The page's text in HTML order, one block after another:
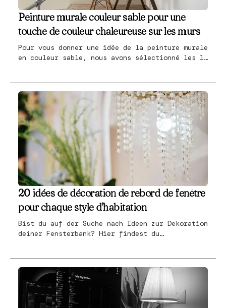
Peinture murale couleur sable pour une
touche de couleur chaleureuse sur les murs
Pour vous donner une idée de la peinture murale
en couleur sable, nous avons sélectionné les 12
20 idées de décoration de rebord de fenêtre
pour chaque style d'habitation
Bist du auf der Suche nach Ideen zur Dekoration
deiner Fensterbank? Hier findest du